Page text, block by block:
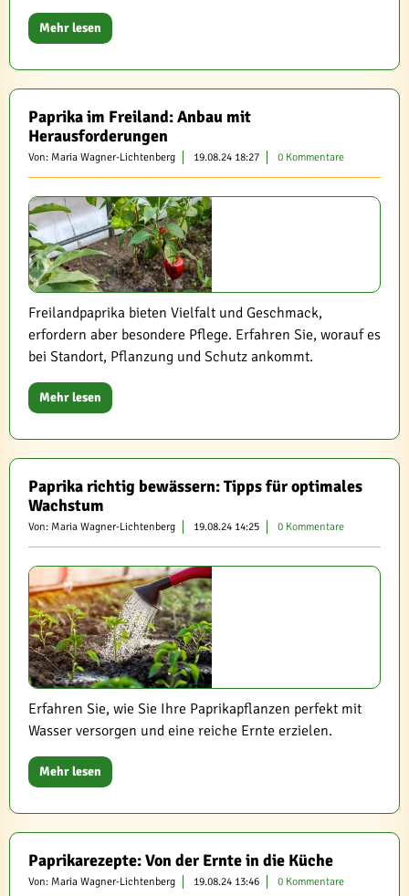
Mehr lesen
Paprika im Freiland: Anbau mit
Herausforderungen
Von: Maria Wagner-Lichtenberg 19.08.24 18:27 0 Kommentare
Freilandpaprika bieten Vielfalt und Geschmack,
erfordern aber besondere Pflege. Erfahren Sie, worauf es
bei Standort, Pflanzung und Schutz ankommt.
Mehr lesen
Paprika richtig bewässern: Tipps für optimales
Wachstum
Von: Maria Wagner-Lichtenberg 19.08.24 14:25 0 Kommentare
Erfahren Sie, wie Sie Ihre Paprikapflanzen perfekt mit
Wasser versorgen und eine reiche Ernte erzielen.
Mehr lesen
Paprikarezepte: Von der Ernte in die Küche
Von: Maria Wagner-Lichtenberg 19.08.24 13:46 0 Kommentare